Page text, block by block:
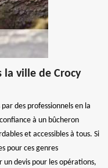
la ville de Crocy
des professionnels en la
à un bûcheron
et accessibles à tous. Si
pour ces genres
un devis pour les opérations,